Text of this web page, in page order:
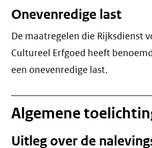
Onevenredige last
De maatregelen die Rijksdienst
Cultureel Erfgoed heeft
een onevenredige last.
Algemene
Uitleg over de